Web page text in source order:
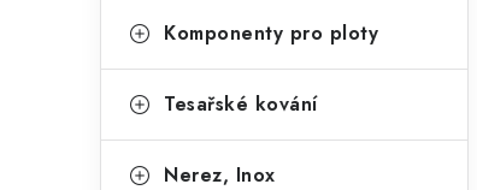
Komponenty pro ploty
Tesařské kování
Nerez, Inox